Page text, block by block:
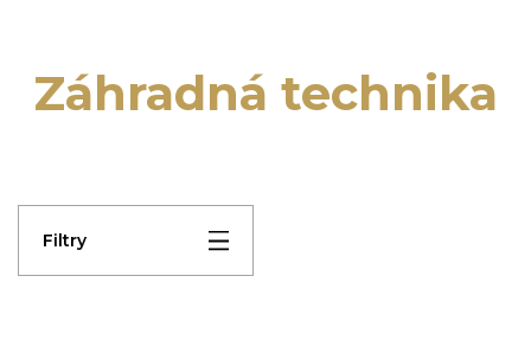
Záhradná technika
Filtry